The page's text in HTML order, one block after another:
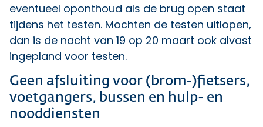
eventueel oponthoud als de brug open staat
tijdens het testen. Mochten de testen uitlopen,
dan is de nacht van 19 op 20 maart ook alvast
ingepland voor testen.
Geen afsluiting voor (brom-)fietsers,
voetgangers, bussen en hulp- en
nooddiensten